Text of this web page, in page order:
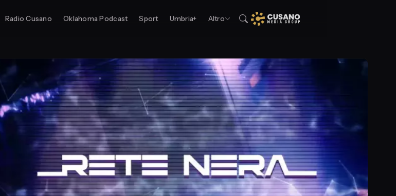
Radio Cusano Oklahoma Podcast Sport Umbria+ Altro